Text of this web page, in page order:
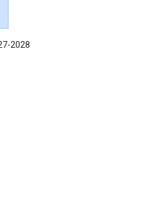
2028